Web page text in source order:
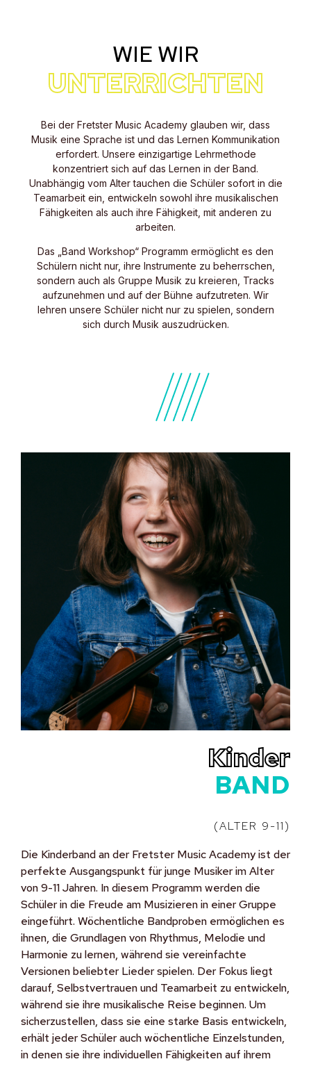
WIE WIR
UNTERRICHTEN
Bei der Fretster Music Academy glauben wir, dass
Musik eine Sprache ist und das Lernen Kommunikation
erfordert. Unsere einzigartige Lehrmethode
konzentriert sich auf das Lernen in der Band.
Unabhängig vom Alter tauchen die Schüler sofort in die
Teamarbeit ein, entwickeln sowohl ihre musikalischen
Fähigkeiten als auch ihre Fähigkeit, mit anderen zu
arbeiten.
Das „Band Workshop“ Programm ermöglicht es den
Schülern nicht nur, ihre Instrumente zu beherrschen,
sondern auch als Gruppe Musik zu kreieren, Tracks
aufzunehmen und auf der Bühne aufzutreten. Wir
lehren unsere Schüler nicht nur zu spielen, sondern
sich durch Musik auszudrücken.
Kinder
BAND
(ALTER 9-11)
Die Kinderband an der Fretster Music Academy ist der
perfekte Ausgangspunkt für junge Musiker im Alter
von 9-11 Jahren. In diesem Programm werden die
Schüler in die Freude am Musizieren in einer Gruppe
eingeführt. Wöchentliche Bandproben ermöglichen es
ihnen, die Grundlagen von Rhythmus, Melodie und
Harmonie zu lernen, während sie vereinfachte
Versionen beliebter Lieder spielen. Der Fokus liegt
darauf, Selbstvertrauen und Teamarbeit zu entwickeln,
während sie ihre musikalische Reise beginnen. Um
sicherzustellen, dass sie eine starke Basis entwickeln,
erhält jeder Schüler auch wöchentliche Einzelstunden,
in denen sie ihre individuellen Fähigkeiten auf ihrem